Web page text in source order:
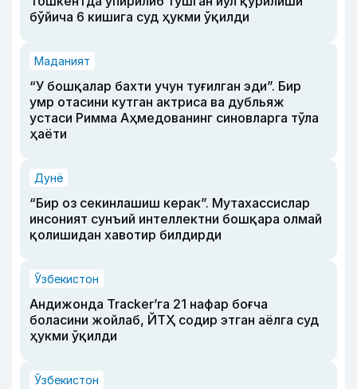
бўйича 6 кишига суд ҳукми ўқилди
Маданият
“У бошқалар бахти учун туғилган эди”. Бир
умр отасини кутган актриса ва дубльяж
устаси Римма Аҳмедованинг синовларга тўла
ҳаёти
Дунё
“Бир оз секинлашиш керак”. Мутахассислар
инсоният сунъий интеллектни бошқара олмай
қолишидан хавотир билдирди
Ўзбекистон
Андижонда Tracker’га 21 нафар боғча
боласини жойлаб, ЙТҲ содир этган аёлга суд
ҳукми ўқилди
Ўзбекистон